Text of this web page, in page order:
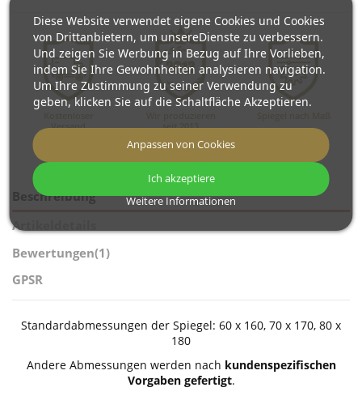
Versand
seit 2013
Beschreibung
Artikeldetails
Bewertungen(1)
GPSR
Standardabmessungen der Spiegel: 60 x 160, 70 x 170, 80 x
180
Andere Abmessungen werden nach kundenspezifischen
Vorgaben gefertigt.
Diese Website verwendet eigene Cookies und Cookies
von Drittanbietern, um unsereDienste zu verbessern.
Und zeigen Sie Werbung in Bezug auf Ihre Vorlieben,
indem Sie Ihre Gewohnheiten analysieren navigation.
Um Ihre Zustimmung zu seiner Verwendung zu
geben, klicken Sie auf die Schaltfläche Akzeptieren.
Weitere Informationen
Anpassen von Cookies
Ich akzeptiere